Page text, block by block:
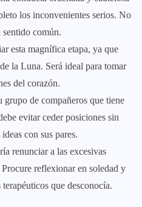
los inconvenientes serios. No
común.
esta magnífica etapa, ya que
la Luna. Será ideal para tomar
del corazón.
grupo de compañeros que tiene
evitar ceder posiciones sin
con sus pares.
renunciar a las excesivas
reflexionar en soledad y
que desconocía.